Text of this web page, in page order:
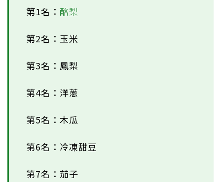
第1名： 酪梨
第2名：玉米
第3名：鳳梨
第4名：洋蔥
第5名：木瓜
第6名：冷凍甜豆
第7名：茄子